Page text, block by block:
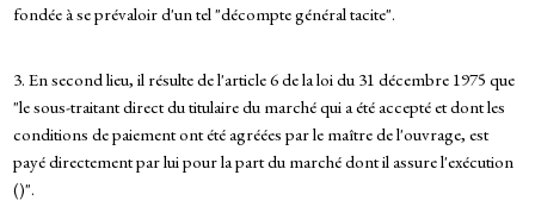
fondée à se prévaloir d'un tel "décompte général tacite".
3. En second lieu, il résulte de l'article 6 de la loi du 31 décembre 1975 que
"le sous-traitant direct du titulaire du marché qui a été accepté et dont les
conditions de paiement ont été agréées par le maître de l'ouvrage, est
payé directement par lui pour la part du marché dont il assure l'exécution
()".